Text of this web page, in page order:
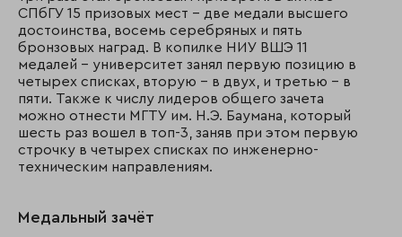
СПбГУ 15 призовых мест – две медали высшего
достоинства, восемь серебряных и пять
бронзовых наград. В копилке НИУ ВШЭ 11
медалей – университет занял первую позицию в
четырех списках, вторую – в двух, и третью – в
пяти. Также к числу лидеров общего зачета
можно отнести МГТУ им. Н.Э. Баумана, который
шесть раз вошел в топ-3, заняв при этом первую
строчку в четырех списках по инженерно-
техническим направлениям.
Медальный зачёт